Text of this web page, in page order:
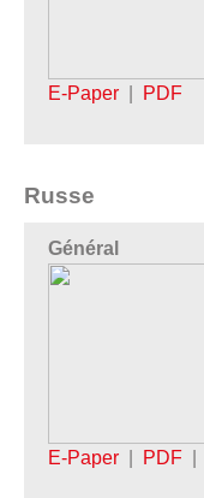
E-Paper PDF
Russe
Général
E-Paper PDF